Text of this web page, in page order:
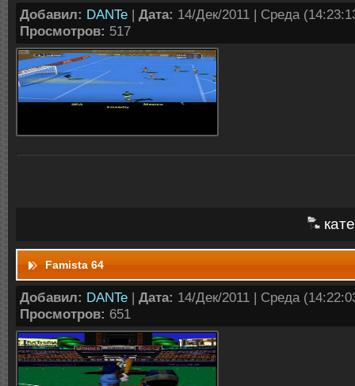
Добавил: DANTe | Дата: 14/Дек/2011 | Среда
Просмотров: 517
Famista 64
Добавил: DANTe | Дата: 14/Дек/2011 | Среда
Просмотров: 651